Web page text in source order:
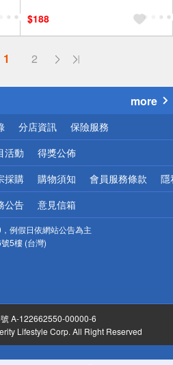
$188
1 2
小心！
more
分店資訊 保險服務
活動 得獎公佈
採購 購物須知 會員服務條款 隱
公告 意見信箱
例假日依網站公告為主
5樓 (台灣)
A-122662550-00000-6
Lifestyle Corp. All Right Reserved